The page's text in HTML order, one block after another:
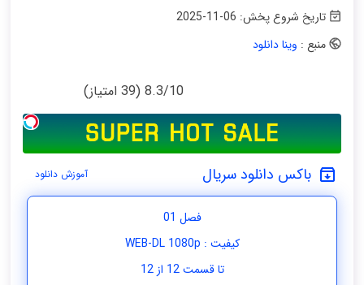
تاریخ شروع پخش: 2025-11-06
منبع : وینا دانلود
8.3/10 (39 امتیاز)
باکس دانلود سریال آموزش دانلود
فصل 01
کیفیت : WEB-DL 1080p
تا قسمت 12 از 12